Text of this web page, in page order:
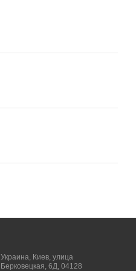
Украина, Киев, улица
Берковецкая, 6Д, 04128